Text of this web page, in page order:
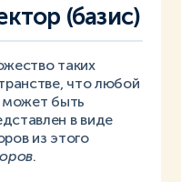
(базис)
таких
что любой
может быть
в виде
из этого
.